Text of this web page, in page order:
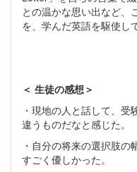
との温かな思い出など、
を、学んだ英語を駆使し
＜ 生徒の感想＞
・現地の人と話して、受
違うものだなと感じた。
・自分の将来の選択肢
すごく優しかった。